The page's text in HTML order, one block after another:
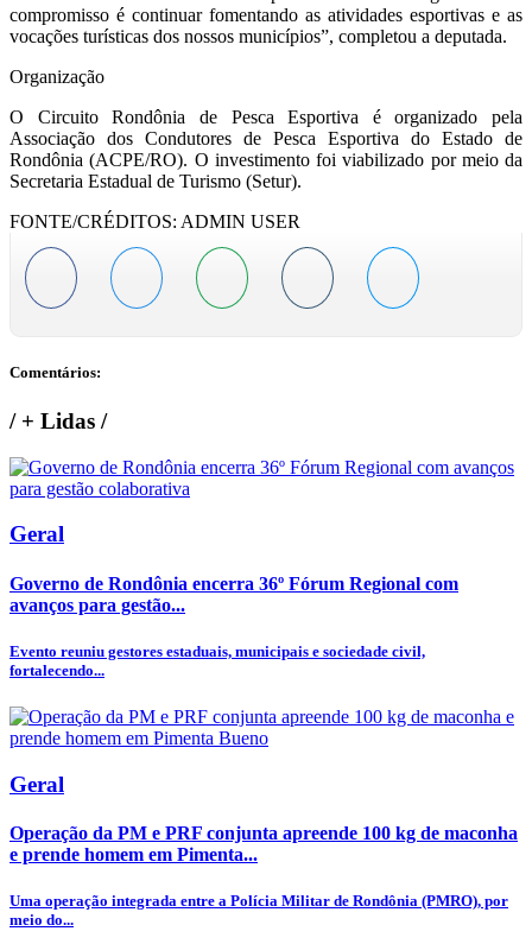
compromisso é continuar fomentando as atividades esportivas e as
vocações turísticas dos nossos municípios”, completou a deputada.
Organização
O Circuito Rondônia de Pesca Esportiva é organizado pela
Associação dos Condutores de Pesca Esportiva do Estado de
Rondônia (ACPE/RO). O investimento foi viabilizado por meio da
Secretaria Estadual de Turismo (Setur).
FONTE/CRÉDITOS: ADMIN USER
Comentários:
/+ Lidas /
Geral
Governo de Rondônia encerra 36º Fórum Regional com
avanços para gestão...
Evento reuniu gestores estaduais, municipais e sociedade civil,
fortalecendo...
Geral
Operação da PM e PRF conjunta apreende 100 kg de maconha
e prende homem em Pimenta...
Uma operação integrada entre a Polícia Militar de Rondônia (PMRO), por
meio do...